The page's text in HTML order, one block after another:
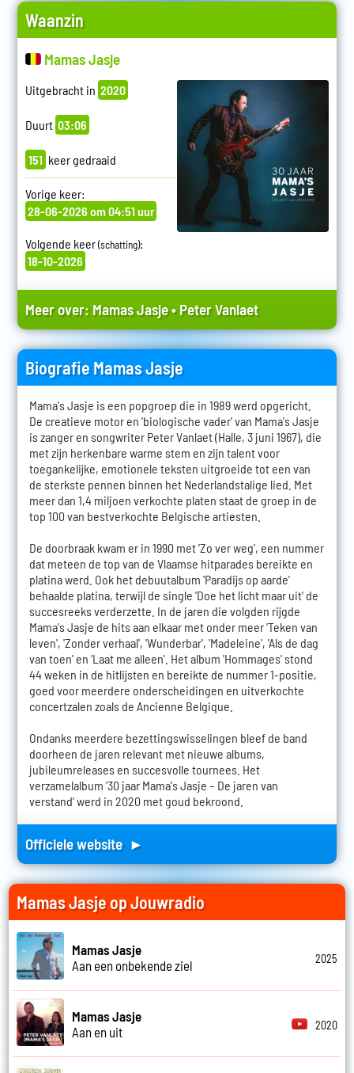
Waanzin
Mamas Jasje
Uitgebracht in 2020
Duurt 03:06
151 keer gedraaid
Vorige keer:
28-06-2026 om 04:51 uur
Volgende keer(schatting):
18-10-2026
Meer over: Mamas Jasje•Peter Vanlaet
Biografie Mamas Jasje
Mama's Jasje is een popgroep die in 1989 werd opgericht.
De creatieve motor en 'biologische vader' van Mama's Jasje
is zanger en songwriter Peter Vanlaet (Halle, 3 juni 1967), die
met zijn herkenbare warme stem en zijn talent voor
toegankelijke, emotionele teksten uitgroeide tot een van
de sterkste pennen binnen het Nederlandstalige lied. Met
meer dan 1,4 miljoen verkochte platen staat de groep in de
top 100 van bestverkochte Belgische artiesten.
De doorbraak kwam er in 1990 met 'Zo ver weg', een nummer
dat meteen de top van de Vlaamse hitparades bereikte en
platina werd. Ook het debuutalbum 'Paradijs op aarde'
behaalde platina, terwijl de single 'Doe het licht maar uit' de
succesreeks verderzette. In de jaren die volgden rijgde
Mama's Jasje de hits aan elkaar met onder meer 'Teken van
leven', 'Zonder verhaal', 'Wunderbar', 'Madeleine', 'Als de dag
van toen' en 'Laat me alleen'. Het album 'Hommages' stond
44 weken in de hitlijsten en bereikte de nummer 1-positie,
goed voor meerdere onderscheidingen en uitverkochte
concertzalen zoals de Ancienne Belgique.
Ondanks meerdere bezettingswisselingen bleef de band
doorheen de jaren relevant met nieuwe albums,
jubileumreleases en succesvolle tournees. Het
verzamelalbum '30 jaar Mama's Jasje – De jaren van
verstand' werd in 2020 met goud bekroond.
Officiele website ►
Mamas Jasje op Jouwradio
Mamas Jasje
Aan een onbekende ziel
2025
Mamas Jasje
Aan en uit
2020